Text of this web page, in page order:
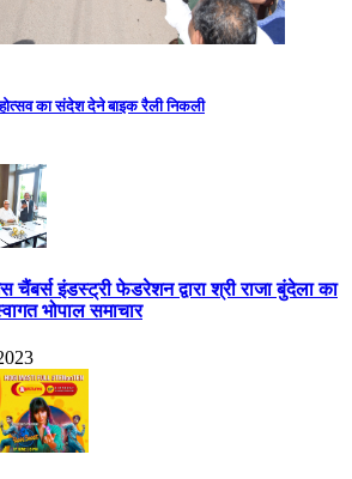
का संदेश देने बाइक रैली निकली
चैंबर्स इंडस्ट्री फेडरेशन द्वारा श्री राजा बुंदेला का
भोपाल समाचार